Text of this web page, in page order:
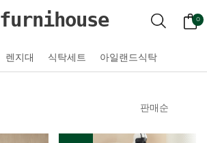
0
furnihouse
렌지대 식탁세트 아일랜드식탁